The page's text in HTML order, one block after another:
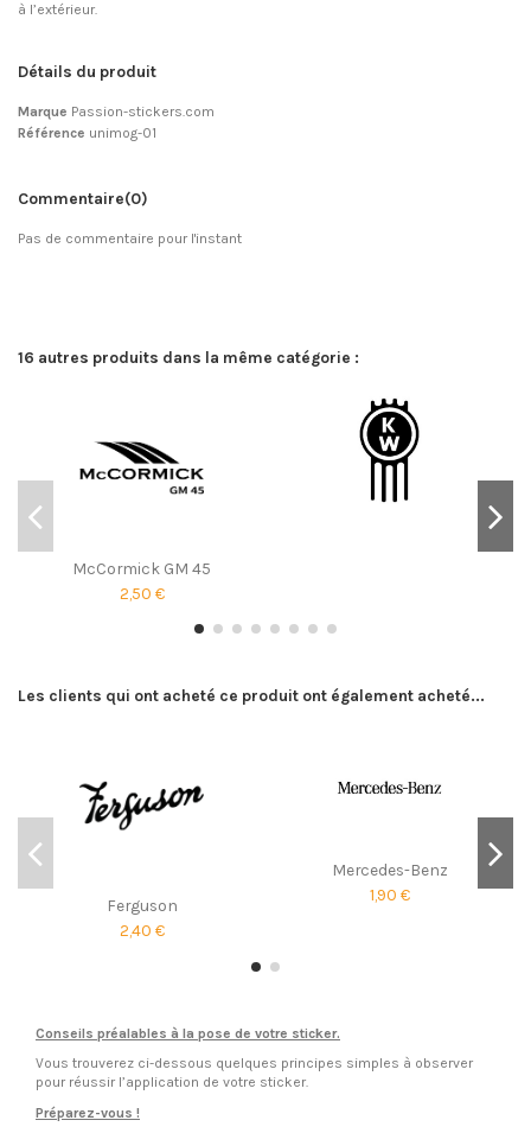
à l’extérieur.
Détails du produit
Marque Passion-stickers.com
Référence unimog-01
Commentaire(0)
Pas de commentaire pour l'instant
16 autres produits dans la même catégorie :
McCormick GM 45
2,50 €
Les clients qui ont acheté ce produit ont également acheté...
Ferguson
2,40 €
Mercedes-Benz
1,90 €
Conseils préalables à la pose de votre sticker.
Vous trouverez ci-dessous quelques principes simples à observer
pour réussir l’application de votre sticker.
Préparez-vous !